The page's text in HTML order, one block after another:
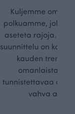
Kuljemme omaa,
polkuamme, jolla
aseteta rajoja.
suunnittelu on
kauden
omanlaista,
tunnistettavaa
vahva